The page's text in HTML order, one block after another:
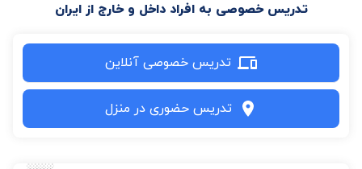
تدریس خصوصی به افراد داخل و خارج از ایران
تدریس خصوصی آنلاین
تدریس حضوری در منزل